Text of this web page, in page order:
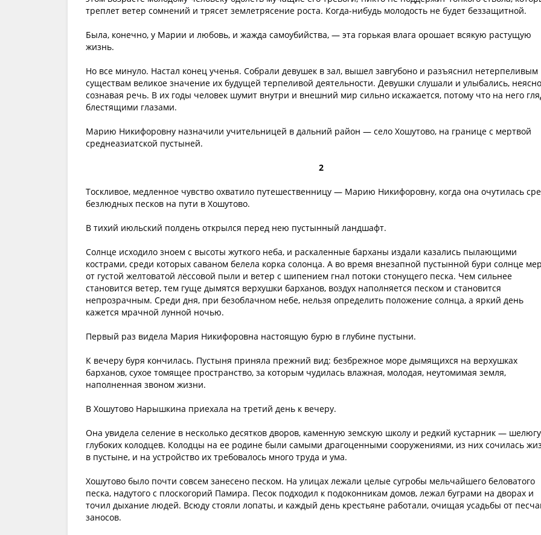
треплет ветер сомнений и трясет землетрясение роста. Когда-нибудь молодость не будет беззащитной.
Была, конечно, у Марии и любовь, и жажда самоубийства, — эта горькая влага орошает всякую растущую
жизнь.
Но все минуло. Настал конец ученья. Собрали девушек в зал, вышел завгубоно и разъяснил нетерпеливым
существам великое значение их будущей терпеливой деятельности. Девушки слушали и улыбались, неясно
сознавая речь. В их годы человек шумит внутри и внешний мир сильно искажается, потому что на него
блестящими глазами.
Марию Никифоровну назначили учительницей в дальний район — село Хошутово, на границе с мертвой
среднеазиатской пустыней.
2
Тоскливое, медленное чувство охватило путешественницу — Марию Никифоровну, когда она очутилась
безлюдных песков на пути в Хошутово.
В тихий июльский полдень открылся перед нею пустынный ландшафт.
Солнце исходило зноем с высоты жуткого неба, и раскаленные барханы издали казались пылающими
кострами, среди которых саваном белела корка солонца. А во время внезапной пустынной бури солнце
от густой желтоватой лёссовой пыли и ветер с шипением гнал потоки стонущего песка. Чем сильнее
становится ветер, тем гуще дымятся верхушки барханов, воздух наполняется песком и становится
непрозрачным. Среди дня, при безоблачном небе, нельзя определить положение солнца, а яркий день
кажется мрачной лунной ночью.
Первый раз видела Мария Никифоровна настоящую бурю в глубине пустыни.
К вечеру буря кончилась. Пустыня приняла прежний вид: безбрежное море дымящихся на верхушках
барханов, сухое томящее пространство, за которым чудилась влажная, молодая, неутомимая земля,
наполненная звоном жизни.
В Хошутово Нарышкина приехала на третий день к вечеру.
Она увидела селение в несколько десятков дворов, каменную земскую школу и редкий кустарник —
глубоких колодцев. Колодцы на ее родине были самыми драгоценными сооружениями, из них сочилась
в пустыне, и на устройство их требовалось много труда и ума.
Хошутово было почти совсем занесено песком. На улицах лежали целые сугробы мельчайшего беловатого
песка, надутого с плоскогорий Памира. Песок подходил к подоконникам домов, лежал буграми на дворах и
точил дыхание людей. Всюду стояли лопаты, и каждый день крестьяне работали, очищая усадьбы от
заносов.